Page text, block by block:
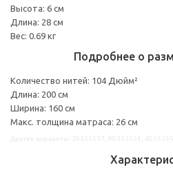
Высота: 6 см
Длина: 28 см
Вес: 0.69 кг
Подробнее о
Количество нитей: 104 Дюйм²
Длина: 200 см
Ширина: 160 см
Макс. толщина матраса: 26 см